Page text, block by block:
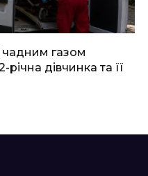
чадним газом
річна дівчинка та її